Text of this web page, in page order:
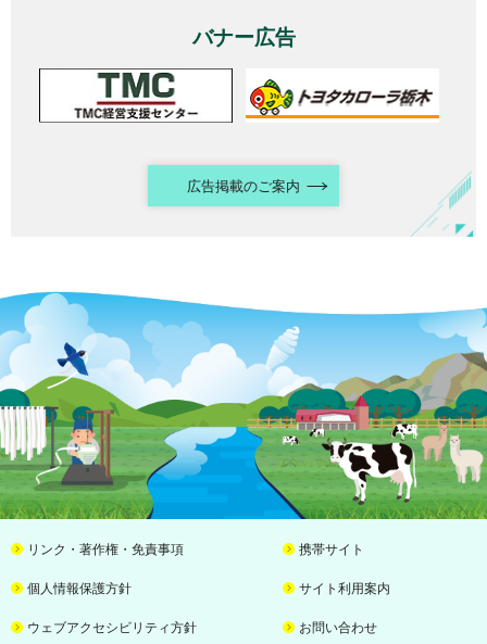
バナー広告
広告掲載のご案内
リンク・著作権・免責事項 携帯サイト
個人情報保護方針 サイト利用案内
ウェブアクセシビリティ方針 お問い合わせ